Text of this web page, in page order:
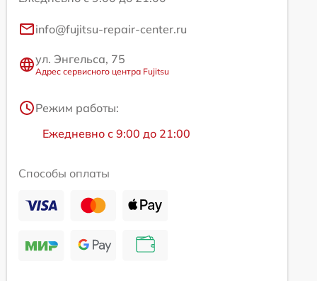
info@fujitsu-repair-center.ru
ул. Энгельса, 75
Адрес сервисного центра Fujitsu
Режим работы:
Ежедневно с 9:00 до 21:00
Способы оплаты